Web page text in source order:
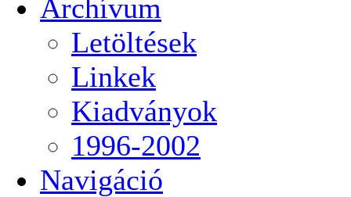
Archívum
Letöltések
Linkek
Kiadványok
1996-2002
Navigáció